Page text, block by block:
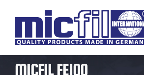
inhoud
MICFIL FE100